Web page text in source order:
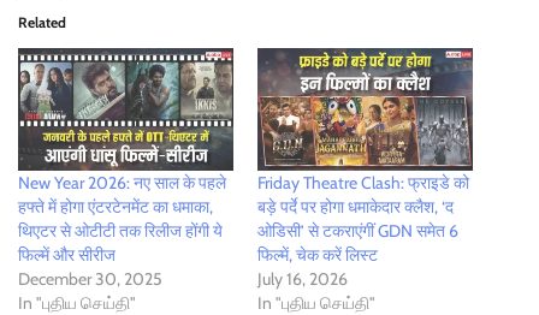
Related
New Year 2026: नए साल के पहले
हफ्ते में होगा एंटरटेनमेंट का धमाका,
थिएटर से ओटीटी तक रिलीज होंगी ये
फिल्में और सीरीज
December 30, 2025
In "புதிய செய்தி"
Friday Theatre Clash: फ्राइडे को
बड़े पर्दे पर होगा धमाकेदार क्लैश, ‘द
ओडिसी’ से टकराएंगीं GDN समेत 6
फिल्में, चेक करें लिस्ट
July 16, 2026
In "புதிய செய்தி"